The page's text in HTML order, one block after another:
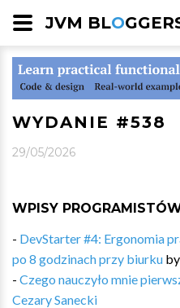
JVM BLO
WYDANIE #538
29/05/2026
WPISY
- DevStarter #4: Ergonomia
po 8 godzinach przy biurku by
- Czego nauczyło mnie
Cezary Sanecki